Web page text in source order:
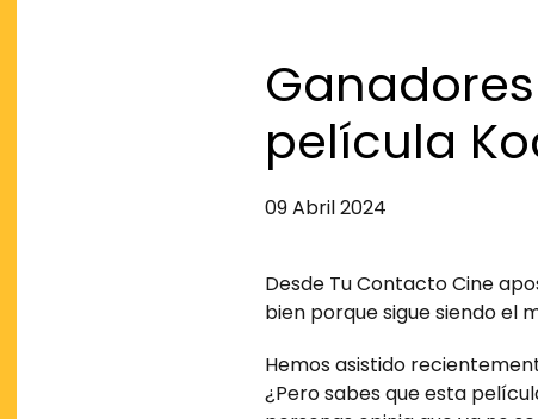
película
09 Abril 2024
Desde Tu Contacto Cine
bien porque sigue siendo el
Hemos asistido
¿Pero sabes que esta